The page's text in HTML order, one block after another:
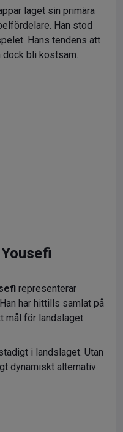
laget sin primära
Han stod
Hans tendens att
dock bli kostsam.
representerar
har hittills samlat på
mål för landslaget.
i landslaget. Utan
dynamiskt alternativ